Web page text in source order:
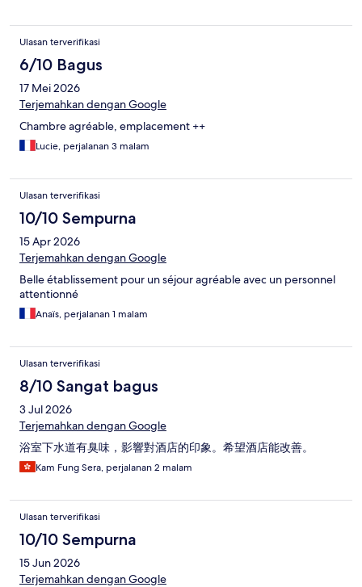
Ulasan terverifikasi
6/10 Bagus
17 Mei 2026
Terjemahkan dengan Google
Chambre agréable, emplacement ++
Lucie, perjalanan 3 malam
Ulasan terverifikasi
10/10 Sempurna
15 Apr 2026
Terjemahkan dengan Google
Belle établissement pour un séjour agréable avec un personnel
attentionné
Anaïs, perjalanan 1 malam
Ulasan terverifikasi
8/10 Sangat bagus
3 Jul 2026
Terjemahkan dengan Google
浴室下水道有臭味，影響對酒店的印象。希望酒店能改善。
Kam Fung Sera, perjalanan 2 malam
Ulasan terverifikasi
10/10 Sempurna
15 Jun 2026
Terjemahkan dengan Google